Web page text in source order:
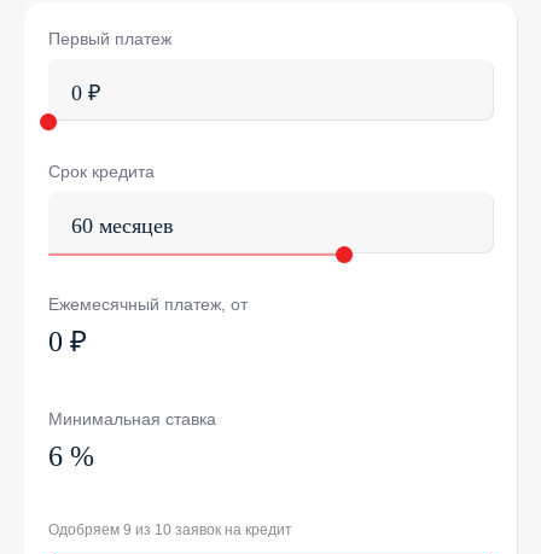
Первый платеж
0 ₽
Срок кредита
60 месяцев
Ежемесячный платеж, от
0 ₽
Минимальная ставка
6 %
Одобряем 9 из 10 заявок на кредит